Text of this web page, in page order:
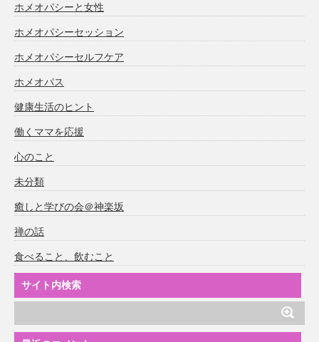
ホメオパシーと女性
ホメオパシーセッション
ホメオパシーセルフケア
ホメオパス
健康生活のヒント
働くママを応援
心のこと
未分類
癒しと学びの会＠神楽坂
禅の話
食べること、飲むこと
サイト内検索